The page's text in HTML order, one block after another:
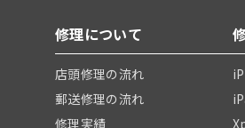
修理について
店頭修理の流れ
郵送修理の流れ
修理実績